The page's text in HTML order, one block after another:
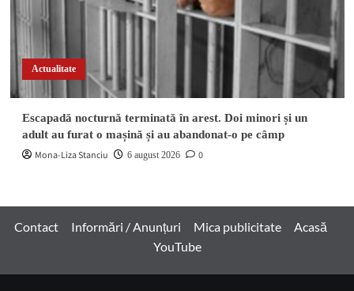
Actualitate
Escapadă nocturnă terminată în arest. Doi minori și un
adult au furat o mașină și au abandonat-o pe câmp
Mona-Liza Stanciu 6 august 2026 0
Contact Informări / Anunțuri Mica publicitate
Acasă
YouTube